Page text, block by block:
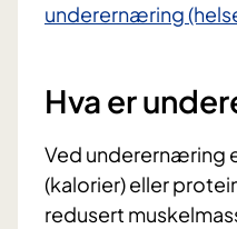
underernæring
Hva er
Ved underernæring
(kalorier) eller
redusert